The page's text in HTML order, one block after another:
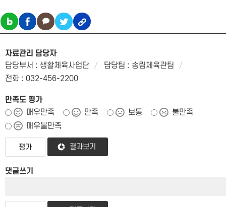
자료관리 담당자
담당부서 : 생활체육사업단
담당팀 : 송림체육관팀
전화 : 032-456-2200
만족도 평가
매우만족
만족 보통
불만족
매우불만족
결과보기
댓글쓰기